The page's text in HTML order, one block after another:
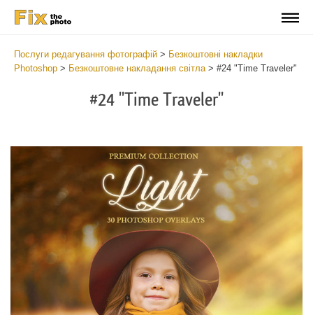
Послуги редагування фотографій > Безкоштовні накладки
Photoshop > Безкоштовне накладання світла> #24 "Time Traveler"
#24 "Time Traveler"